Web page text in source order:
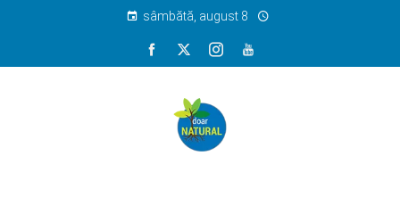
sâmbătă, august 8